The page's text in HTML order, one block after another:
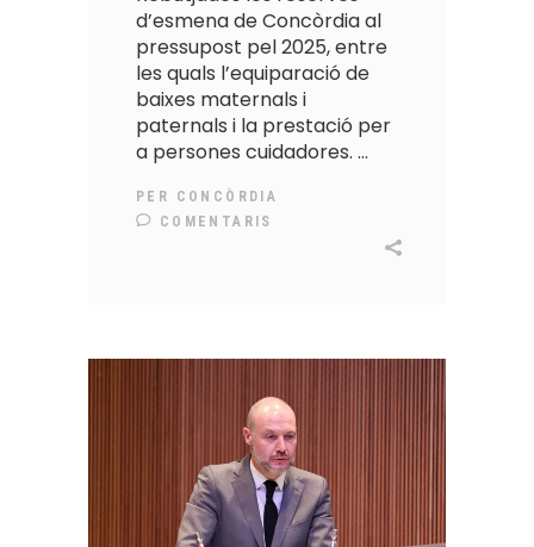
d’esmena de Concòrdia al
pressupost pel 2025, entre
les quals l’equiparació de
baixes maternals i
paternals i la prestació per
a persones cuidadores.
PER CONCÒRDIA
COMENTARIS